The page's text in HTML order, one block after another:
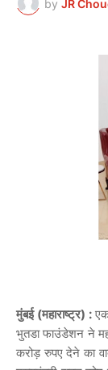
by JR
मुंबई (महाराष्ट्र) :
भुतडा फाउंडेशन ने
करोड़ रुपए देने का